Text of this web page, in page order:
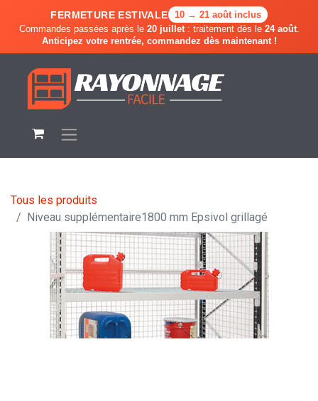
FERMETURE ESTIVALE
10 → 21 août inclus
Commandes passées après le 20 juillet: traitement dès le 24 août.
Anticipez votre rentrée, commandez dès maintenant !
Tous les produits
Niveau supplémentaire1800 mm Epsivol grillagé